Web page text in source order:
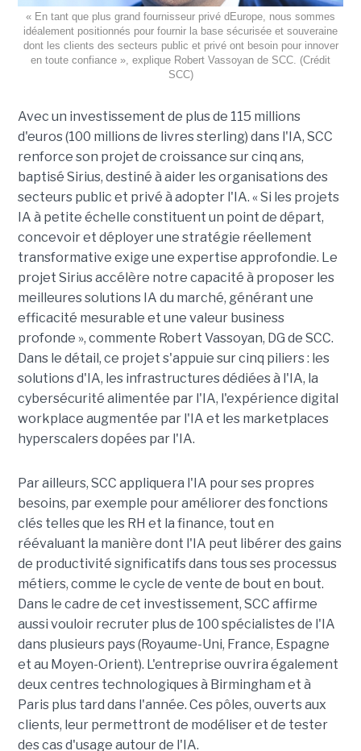
« En tant que plus grand fournisseur privé dEurope, nous sommes
idéalement positionnés pour fournir la base sécurisée et souveraine
dont les clients des secteurs public et privé ont besoin pour innover
en toute confiance », explique Robert Vassoyan de SCC. (Crédit
SCC)
Avec un investissement de plus de 115 millions
d'euros (100 millions de livres sterling) dans l'IA, SCC
renforce son projet de croissance sur cinq ans,
baptisé Sirius, destiné à aider les organisations des
secteurs public et privé à adopter l'IA. « Si les projets
IA à petite échelle constituent un point de départ,
concevoir et déployer une stratégie réellement
transformative exige une expertise approfondie. Le
projet Sirius accélère notre capacité à proposer les
meilleures solutions IA du marché, générant une
efficacité mesurable et une valeur business
profonde », commente Robert Vassoyan, DG de SCC.
Dans le détail, ce projet s'appuie sur cinq piliers : les
solutions d'IA, les infrastructures dédiées à l'IA, la
cybersécurité alimentée par l'IA, l'expérience digital
workplace augmentée par l'IA et les marketplaces
hyperscalers dopées par l'IA.
Par ailleurs, SCC appliquera l'IA pour ses propres
besoins, par exemple pour améliorer des fonctions
clés telles que les RH et la finance, tout en
réévaluant la manière dont l'IA peut libérer des gains
de productivité significatifs dans tous ses processus
métiers, comme le cycle de vente de bout en bout.
Dans le cadre de cet investissement, SCC affirme
aussi vouloir recruter plus de 100 spécialistes de l'IA
dans plusieurs pays (Royaume-Uni, France, Espagne
et au Moyen-Orient). L'entreprise ouvrira également
deux centres technologiques à Birmingham et à
Paris plus tard dans l'année. Ces pôles, ouverts aux
clients, leur permettront de modéliser et de tester
des cas d'usage autour de l'IA.